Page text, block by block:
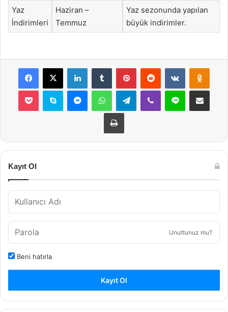
Yaz
İndirimleri
Haziran –
Temmuz
Yaz sezonunda yapılan
büyük indirimler.
Facebook
X LinkedInTumblr PinterestReddit VKontakte
Pocket Skype MessengerWhatsAppTelegramViber Line E-Posta ile
Yazdır
Kayıt Ol
Unuttunuz mu?
Beni hatırla
Kayıt Ol